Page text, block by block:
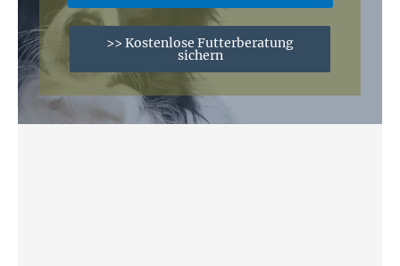
>> Kostenlose Futterberatung
sichern